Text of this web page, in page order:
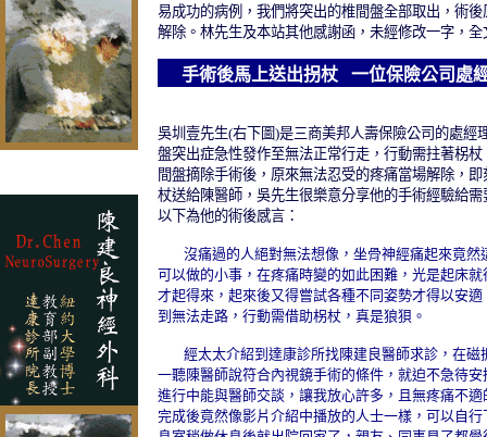
易成功的病例，我們將突出的椎間盤全部取出，術
解除。林先生及本站其他感謝函，未經修改一字，全
手術後馬上送出拐杖 一位保險公司處
吳圳壹先生(右下圖)是三商美邦人壽保險公司的處經
盤突出症急性發作至無法正常行走 ， 行動需拄著柺杖
間盤摘除手術後，原來無法忍受的疼痛當場解除，
杖送給陳醫師，吳先生很樂意分享他的手術經驗給需
以下為他的術後感言：
沒痛過的人絕對無法想像 ，坐骨神經痛起來竟
可以做的小事，在疼痛時變的如此困難，光是起床
才起得來，起來後又得嘗試各種不同姿勢才得以安
到無法走路，行動需借助柺杖，真是狼狽。
經太太介紹到達康診所找陳建良醫師求診，在磁
一聽陳醫師說符合內視鏡手術的條件，就迫不急待安
進行中能與醫師交談，讓我放心許多，且無疼痛不
完成後竟然像影片介紹中播放的人士一樣，可以自